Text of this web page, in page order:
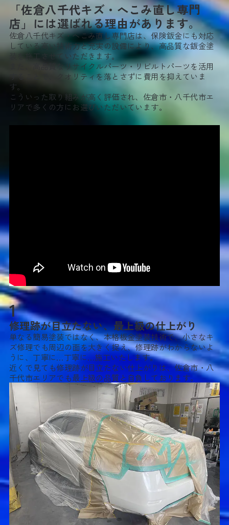
「佐倉八千代キズ・へこみ直し専門
店」には選ばれる理由があります。
佐倉八千代キズ・へこみ直し専門店は、保険鈑金にも対応
している高い技術力と充実の設備により、高品質な鈑金塗
装を施工させていただきます。
また、高品質なリサイクルパーツ・リビルトパーツを活用
することで、クオリティを落とさずに費用を抑えていま
す。
こういった取り組みが高く評価され、佐倉市・八千代市エ
リアで多くの方にお選びいただいています。
1
修理跡が目立たない、最上級の仕上がり
単なる簡易塗装ではなく、本格板金塗装技術で、小さなキ
ズ修理でも周辺の面を大きく捉え、修理跡がわからないよ
うに、丁寧に…丁寧に…施工いたします。
近くで見ても修理跡が目立たない仕上がりは、佐倉市・八
千代市エリアでも最上級の品質と自負しております。